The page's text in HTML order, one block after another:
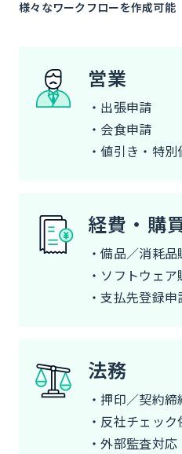
様々なワークフローを作成可能
営業
・出張申請
・会食申請
・値引き・特
経費・購
・備品／消耗
・ソフトウェ
・支払先登録申
法務
・押印／契約
・反社チェッ
・外部監査対応